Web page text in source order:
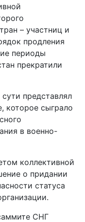
– участниц и
продления
периоды
прекратили
представлял
которое сыграло
в военно-
коллективной
о придании
статуса
СНГ